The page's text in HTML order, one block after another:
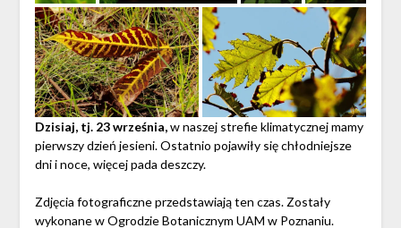
Dzisiaj, tj. 23 września,w naszej strefie klimatycznej mamy
pierwszy dzień jesieni. Ostatnio pojawiły się chłodniejsze
dni i noce, więcej pada deszczy.
Zdjęcia fotograficzne przedstawiają ten czas. Zostały
wykonane w Ogrodzie Botanicznym UAM w Poznaniu.